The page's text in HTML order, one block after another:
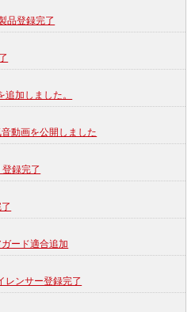
品登録完了
加しました。
動画を公開しました
録完了
ード適合追加
レンサー登録完了